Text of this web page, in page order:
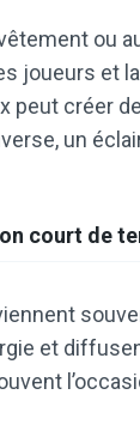
ou
joueurs et
créer
un
court de
et